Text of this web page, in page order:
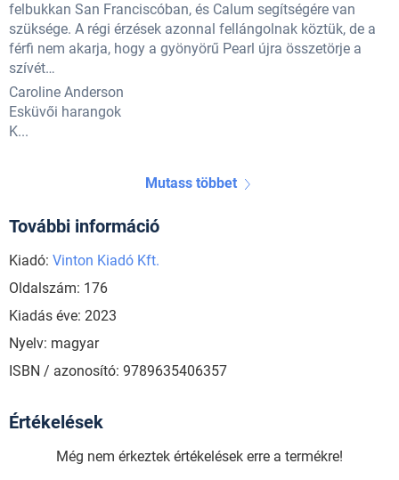
felbukkan San Franciscóban, és Calum segítségére van
szüksége. A régi érzések azonnal fellángolnak köztük, de a
férfi nem akarja, hogy a gyönyörű Pearl újra összetörje a
szívét…
Caroline Anderson
Esküvői harangok
K...
Mutass többet
További információ
Kiadó: Vinton Kiadó Kft.
Oldalszám: 176
Kiadás éve: 2023
Nyelv: magyar
ISBN / azonosító: 9789635406357
Értékelések
Még nem érkeztek értékelések erre a termékre!